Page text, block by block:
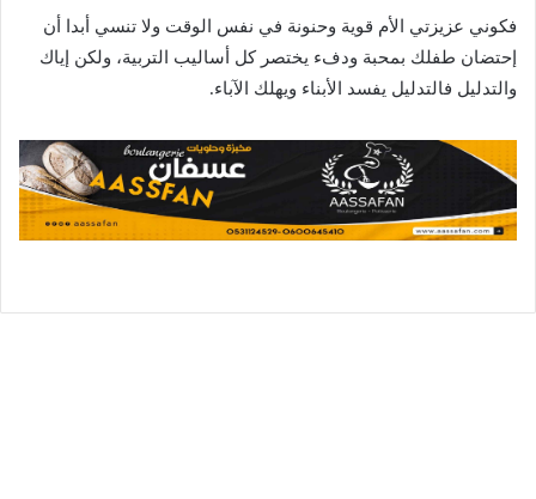
فكوني عزيزتي الأم قوية وحنونة في نفس الوقت ولا تنسي أبدا أن
إحتضان طفلك بمحبة ودفء يختصر كل أساليب التربية، ولكن إياك
والتدليل فالتدليل يفسد الأبناء ويهلك الآباء.